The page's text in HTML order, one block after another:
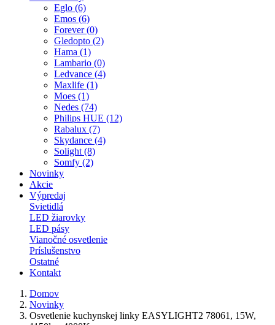
Eglo (6)
Emos (6)
Forever (0)
Gledopto (2)
Hama (1)
Lambario (0)
Ledvance (4)
Maxlife (1)
Moes (1)
Nedes (74)
Philips HUE (12)
Rabalux (7)
Skydance (4)
Solight (8)
Somfy (2)
Novinky
Akcie
Výpredaj
Svietidlá
LED žiarovky
LED pásy
Vianočné osvetlenie
Príslušenstvo
Ostatné
Kontakt
Domov
Novinky
Osvetlenie kuchynskej linky EASYLIGHT2 78061, 15W,